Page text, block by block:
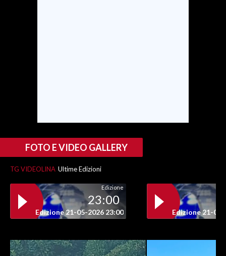
FOTO E VIDEO GALLERY
TG VIDEOLINA Ultime Edizioni
Edizione
23:00
Edizione 21-05-2026 23:00 Edizione 21-05-